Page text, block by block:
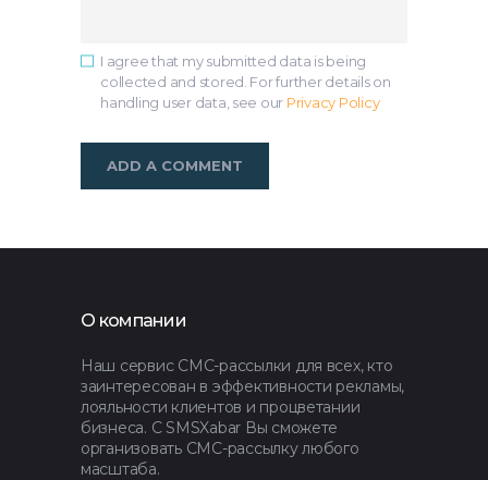
I agree that my submitted data is being
collected and stored. For further details on
handling user data, see our Privacy Policy
О компании
Наш сервис СМС-рассылки для всех, кто
заинтересован в эффективности рекламы,
лояльности клиентов и процветании
бизнеса. С SMSXabar Вы сможете
организовать СМС-рассылку любого
масштаба.